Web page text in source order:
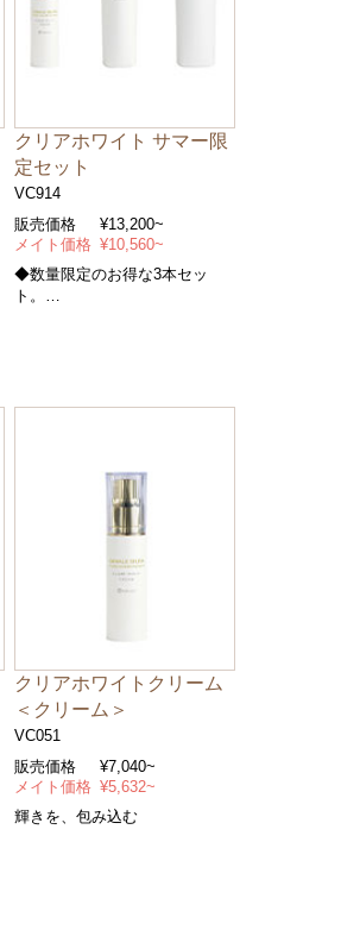
クリアホワイト サマー限
定セット
VC914
販売価格
¥13,200~
メイト価格 ¥10,560~
◆数量限定のお得な3本セッ
ト。
クリアホワイトクリーム
＜クリーム＞
VC051
販売価格
¥7,040~
メイト価格 ¥5,632~
輝きを、包み込む